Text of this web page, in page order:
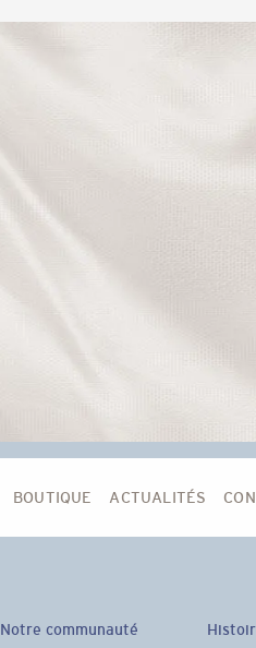
BOUTIQUE ACTUALITÉS
Notre communauté